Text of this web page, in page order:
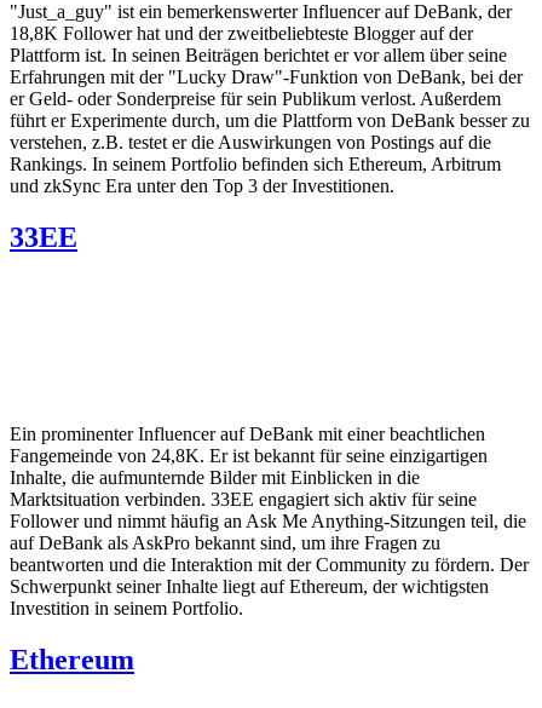
"Just_a_guy" ist ein bemerkenswerter Influencer auf DeBank, der
18,8K Follower hat und der zweitbeliebteste Blogger auf der
Plattform ist. In seinen Beiträgen berichtet er vor allem über seine
Erfahrungen mit der "Lucky Draw"-Funktion von DeBank, bei der
er Geld- oder Sonderpreise für sein Publikum verlost. Außerdem
führt er Experimente durch, um die Plattform von DeBank besser zu
verstehen, z.B. testet er die Auswirkungen von Postings auf die
Rankings. In seinem Portfolio befinden sich Ethereum, Arbitrum
und zkSync Era unter den Top 3 der Investitionen.
33EE
Ein prominenter Influencer auf DeBank mit einer beachtlichen
Fangemeinde von 24,8K. Er ist bekannt für seine einzigartigen
Inhalte, die aufmunternde Bilder mit Einblicken in die
Marktsituation verbinden. 33EE engagiert sich aktiv für seine
Follower und nimmt häufig an Ask Me Anything-Sitzungen teil, die
auf DeBank als AskPro bekannt sind, um ihre Fragen zu
beantworten und die Interaktion mit der Community zu fördern. Der
Schwerpunkt seiner Inhalte liegt auf Ethereum, der wichtigsten
Investition in seinem Portfolio.
Ethereum